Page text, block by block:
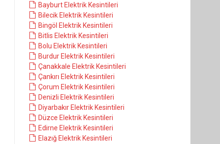
Bayburt Elektrik Kesintileri
Bilecik Elektrik Kesintileri
Bingöl Elektrik Kesintileri
Bitlis Elektrik Kesintileri
Bolu Elektrik Kesintileri
Burdur Elektrik Kesintileri
Çanakkale Elektrik Kesintileri
Çankırı Elektrik Kesintileri
Çorum Elektrik Kesintileri
Denizli Elektrik Kesintileri
Diyarbakır Elektrik Kesintileri
Düzce Elektrik Kesintileri
Edirne Elektrik Kesintileri
Elazığ Elektrik Kesintileri